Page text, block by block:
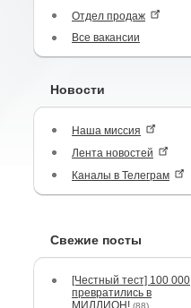
Отдел продаж
Все вакансии
Новости
Наша миссия
Лента новостей
Каналы в Телеграм
Свежие посты
[Честный тест] 100 000
превратились в
МИЛЛИОН! (88)